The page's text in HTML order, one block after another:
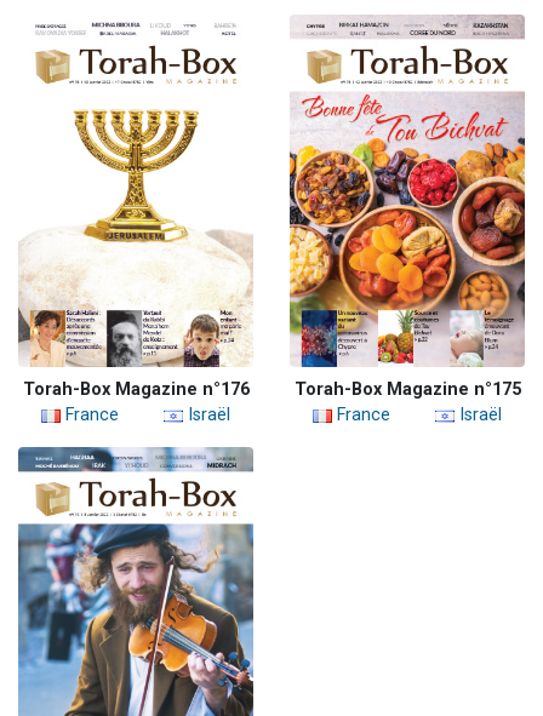
Torah-Box Magazine n°176
France
Israël
Torah-Box Magazine n°175
France
Israël